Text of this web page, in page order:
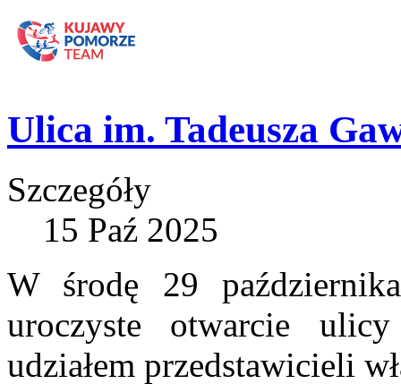
Ulica im. Tadeusza
Szczegóły
15 Paź 2025
W środę 29
uroczyste otwarcie
udziałem przedstawicieli